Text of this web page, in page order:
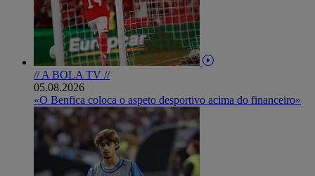
// A BOLA TV //
05.08.2026
«O Benfica coloca o aspeto desportivo acima do financeiro»